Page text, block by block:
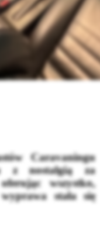
Caravaningu
z nostalgią za
wszystko,
stała się